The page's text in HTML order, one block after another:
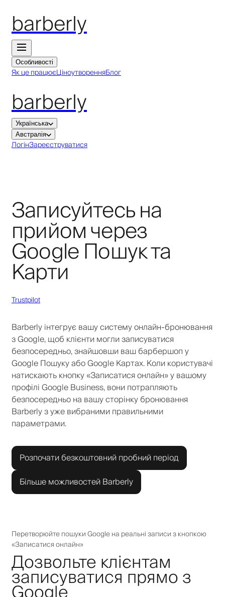
barberly
Особливості
Як це працюєЦіноутворенняБлог
barberly
Українська
Австралія
ЛогінЗареєструватися
Записуйтесь на
прийом через
Google Пошук та
Карти
Trustpilot
Barberly інтегрує вашу систему онлайн-бронювання
з Google, щоб клієнти могли записуватися
безпосередньо, знайшовши ваш барбершоп у
Google Пошуку або Google Картах. Коли користувачі
натискають кнопку «Записатися онлайн» у вашому
профілі Google Business, вони потрапляють
безпосередньо на вашу сторінку бронювання
Barberly з уже вибраними правильними
параметрами.
Розпочати безкоштовний пробний період
Більше можливостей Barberly
Перетворюйте пошуки Google на реальні записи з кнопкою
«Записатися онлайн»
Дозвольте клієнтам
записуватися прямо з